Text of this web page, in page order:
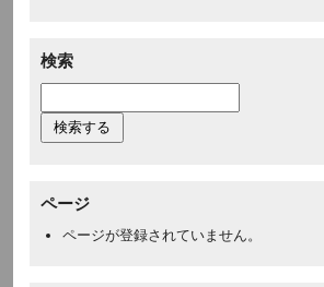
検索
ページ
ページが登録されていません。